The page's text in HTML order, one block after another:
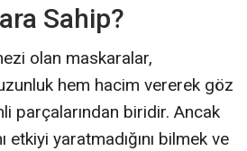
Sahip?
olan maskaralar,
hem hacim vererek göz
parçalarından biridir. Ancak
etkiyi yaratmadığını bilmek ve